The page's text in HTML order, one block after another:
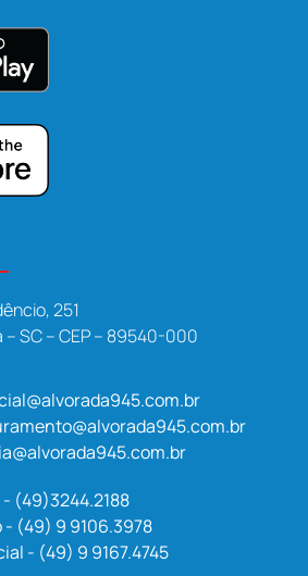
251
SC – CEP – 89540-000
- (49)3244.2188
(49) 9 9106.3978
- (49) 9 9167.4745